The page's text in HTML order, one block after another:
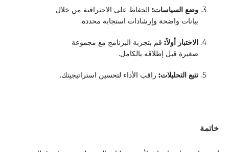
وضع السياسات: الحفاظ على الاحترافية من خلال
بيانات واضحة وإرشادات استجابة محددة.
الاختبار أولاً: قم بتجربة البرنامج مع مجموعة
صغيرة قبل إطلاقه بالكامل.
تتبع التحليلات: راقب الأداء لتحسين استراتيجيتك.
خاتمة